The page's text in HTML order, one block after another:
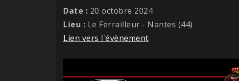
Date : 20 octobre 2024
Lieu : Le Ferrailleur - Nantes (44)
Lien vers l'évènement